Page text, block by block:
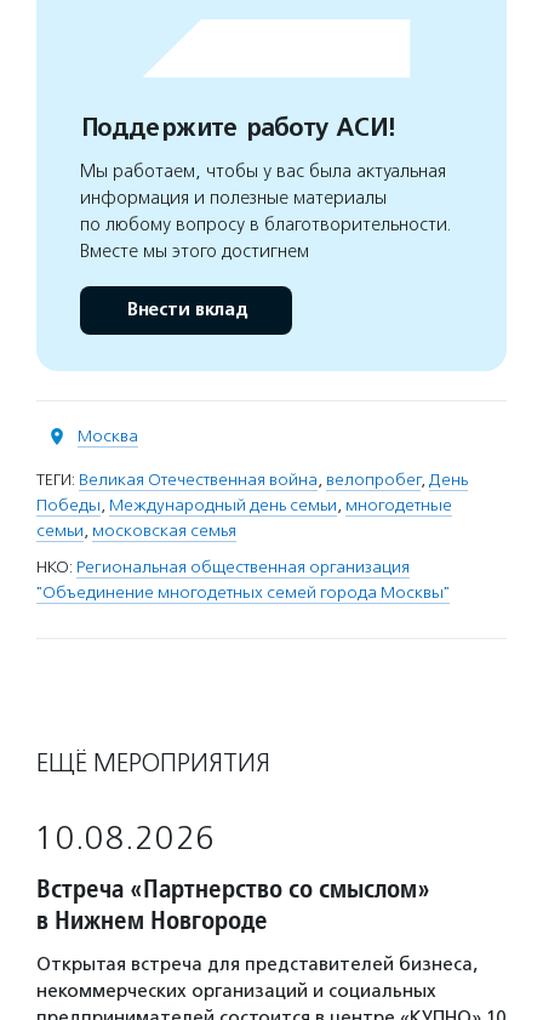
Поддержите работу АСИ!
Мы работаем, чтобы у вас была актуальная
информация и полезные материалы
по любому вопросу в благотворительности.
Вместе мы этого достигнем
Внести вклад
Москва
ТЕГИ: Великая Отечественная война, велопробег, День
Победы, Международный день семьи, многодетные
семьи, московская семья
НКО: Региональная общественная организация
"Объединение многодетных семей города Москвы"
ЕЩЁ МЕРОПРИЯТИЯ
10.08.2026
Встреча «Партнерство со смыслом»
в Нижнем Новгороде
Открытая встреча для представителей бизнеса,
некоммерческих организаций и социальных